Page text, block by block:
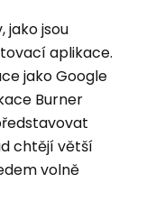
jako jsou
aplikace.
jako Google
Burner
chtějí větší
volně